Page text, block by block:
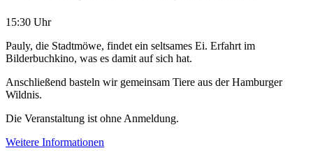
15:30 Uhr
Pauly, die Stadtmöwe, findet ein seltsames Ei. Erfahrt im
Bilderbuchkino, was es damit auf sich hat.
Anschließend basteln wir gemeinsam Tiere aus der Hamburger
Wildnis.
Die Veranstaltung ist ohne Anmeldung.
Weitere Informationen